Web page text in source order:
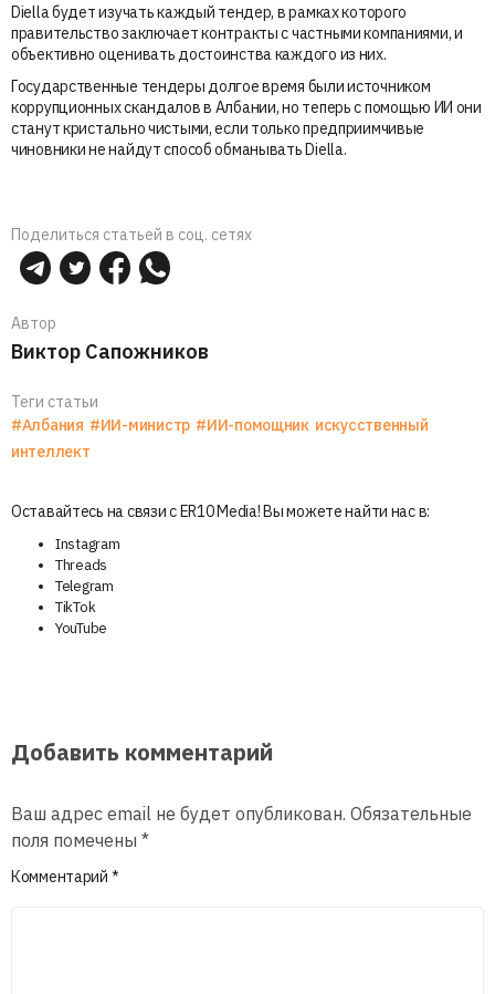
Diella будет изучать каждый тендер, в рамках которого
правительство заключает контракты с частными компаниями, и
объективно оценивать достоинства каждого из них.
Государственные тендеры долгое время были источником
коррупционных скандалов в Албании, но теперь с помощью ИИ они
станут кристально чистыми, если только предприимчивые
чиновники не найдут способ обманывать Diella.
Поделиться статьей в соц. сетях
Автор
Виктор Сапожников
Теги статьи
#Албания #ИИ-министр #ИИ-помощник искусственный
интеллект
Оставайтесь на связи с ER10 Media! Вы можете найти нас в:
Instagram
Threads
Telegram
TikTok
YouTube
Добавить комментарий
Ваш адрес email не будет опубликован. Обязательные
поля помечены *
Комментарий *